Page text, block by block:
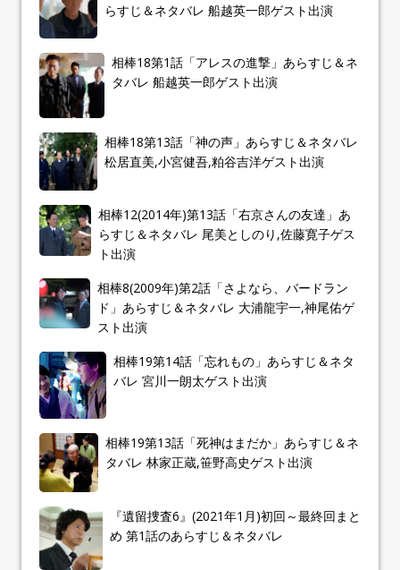
らすじ＆ネタバレ 船越英一郎ゲスト出演
相棒18第1話「アレスの進撃」あらすじ＆ネ
タバレ 船越英一郎ゲスト出演
相棒18第13話「神の声」あらすじ＆ネタバレ
松居直美,小宮健吾,粕谷吉洋ゲスト出演
相棒12(2014年)第13話「右京さんの友達」あ
らすじ＆ネタバレ 尾美としのり,佐藤寛子ゲス
ト出演
相棒8(2009年)第2話「さよなら、バードラン
ド」あらすじ＆ネタバレ 大浦龍宇一,神尾佑ゲ
スト出演
相棒19第14話「忘れもの」あらすじ＆ネタ
バレ 宮川一朗太ゲスト出演
相棒19第13話「死神はまだか」あらすじ＆ネ
タバレ 林家正蔵,笹野高史ゲスト出演
『遺留捜査6』(2021年1月)初回～最終回まと
め 第1話のあらすじ＆ネタバレ